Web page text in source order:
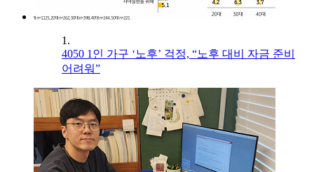
1.
4050 1인 가구 ‘노후’ 걱정, “노후 대비 자금 준비
어려워”